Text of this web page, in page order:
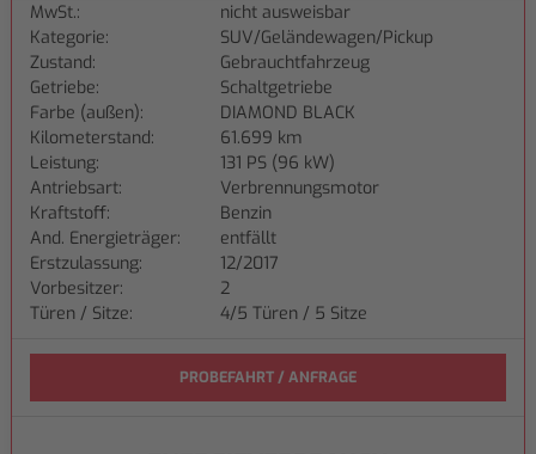
MwSt.:
nicht ausweisbar
Kategorie:
SUV/Geländewagen/Pickup
Zustand:
Gebrauchtfahrzeug
Getriebe:
Schaltgetriebe
Farbe (außen):
DIAMOND BLACK
Kilometerstand:
61.699 km
Leistung:
131 PS (96 kW)
Antriebsart:
Verbrennungsmotor
Kraftstoff:
Benzin
And. Energieträger:
entfällt
Erstzulassung:
12/2017
Vorbesitzer:
2
Türen / Sitze:
4/5 Türen / 5 Sitze
PROBEFAHRT / ANFRAGE